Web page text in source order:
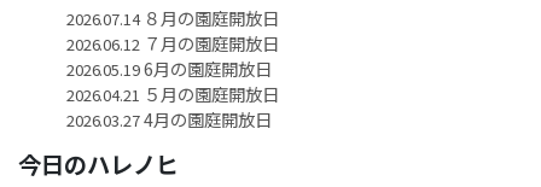
2026.07.14８月の園庭開放日
2026.06.12７月の園庭開放日
2026.05.196月の園庭開放日
2026.04.21 ５月の園庭開放日
2026.03.274月の園庭開放日
今日のハレノヒ